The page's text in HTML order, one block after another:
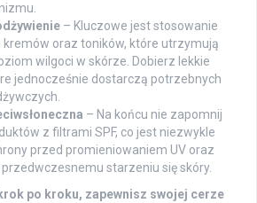
– Kluczowe jest stosowanie
kremów oraz toników, które utrzymują
wilgoci w skórze. Dobierz lekkie
jednocześnie dostarczą potrzebnych
– Na końcu nie zapomnij
z filtrami SPF, co jest niezwykle
przed promieniowaniem UV oraz
starzeniu się skóry.
po kroku, zapewnisz swojej cerze